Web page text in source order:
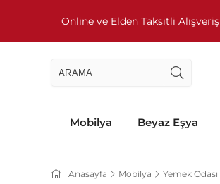
Online ve Elden Taksitli Alışveriş
Mobilya Beyaz Eşya
Anasayfa Mobilya Yemek Odası